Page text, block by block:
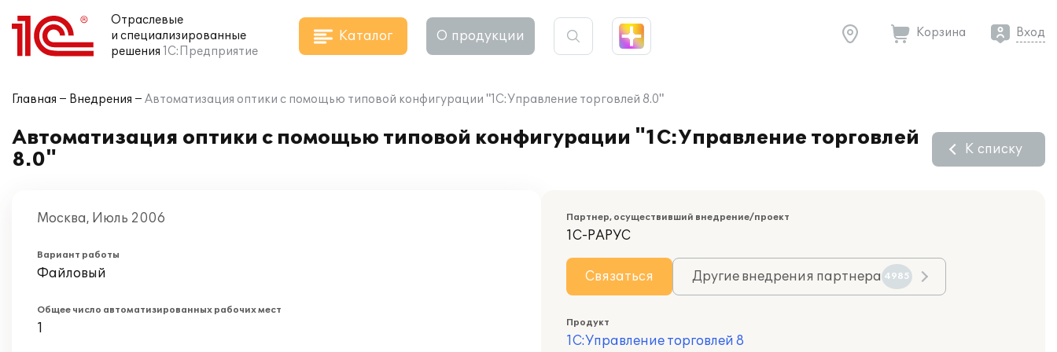
Отраслевые
и специализированные
решения 1С:Предприятие
Каталог О продукции Корзина Вход
Главная Внедрения Автоматизация оптики с помощью типовой конфигурации "1С:Управление торговлей 8.0"
Автоматизация оптики с помощью типовой конфигурации "1С:Управление торговлей
8.0"
К списку
Москва, Июль 2006
Вариант работы
Файловый
Общее число автоматизированных рабочих мест
1
Партнер, осуществивший внедрение/проект
1С-РАРУС
Связаться Другие внедрения партнера 4985
Продукт
1С:Управление торговлей 8